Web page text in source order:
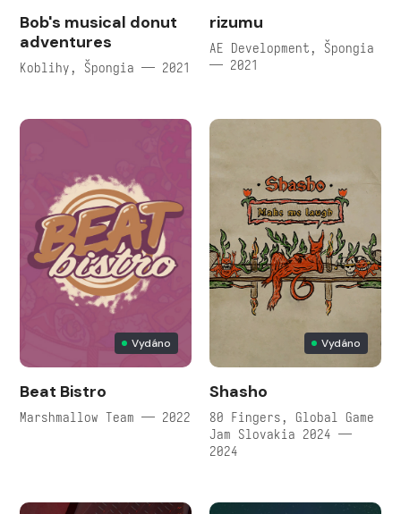
Bob's musical donut
adventures
Koblihy, Špongia — 2021
rizumu
AE Development, Špongia
— 2021
Vydáno
Beat Bistro
Marshmallow Team — 2022
Vydáno
Shasho
80 Fingers, Global Game
Jam Slovakia 2024 —
2024